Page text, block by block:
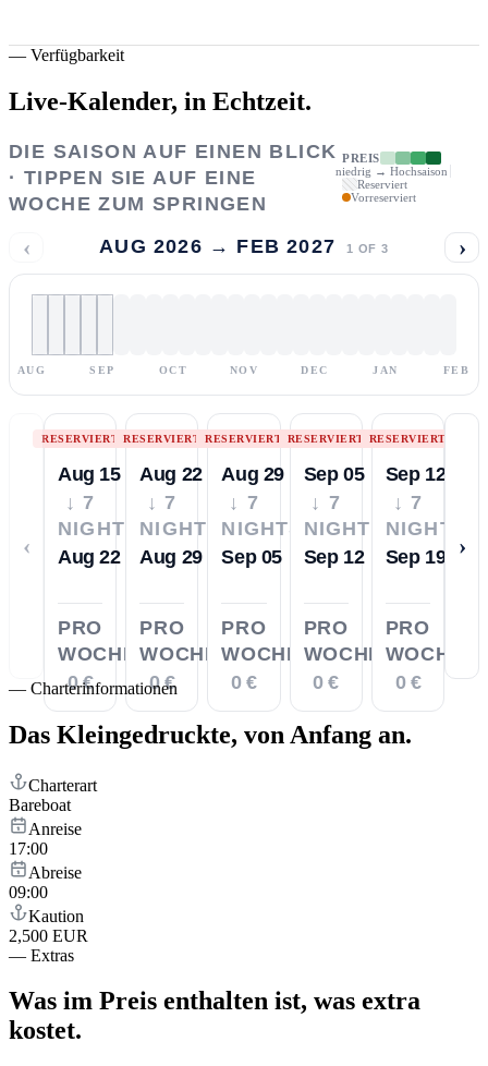
— Verfügbarkeit
Live-Kalender, in Echtzeit.
DIE SAISON AUF EINEN BLICK
· TIPPEN SIE AUF EINE
WOCHE ZUM SPRINGEN
PREIS
niedrig → Hochsaison
Reserviert
Vorreserviert
‹ AUG 2026 → FEB 2027 1 OF 3 ›
AUG SEP OCT NOV DEC JAN FEB
‹
RESERVIERT
Aug 15
↓ 7
NIGHTS
Aug 22
PRO
WOCHE
0 €
RESERVIERT
Aug 22
↓ 7
NIGHTS
Aug 29
PRO
WOCHE
0 €
RESERVIERT
Aug 29
↓ 7
NIGHTS
Sep 05
PRO
WOCHE
0 €
RESERVIERT
Sep 05
↓ 7
NIGHTS
Sep 12
PRO
WOCHE
0 €
RESERVIERT
Sep 12
↓ 7
NIGHTS
Sep 19
PRO
WOCHE
0 €
›
— Charterinformationen
Das Kleingedruckte, von Anfang an.
Charterart
Bareboat
Anreise
17:00
Abreise
09:00
Kaution
2,500 EUR
— Extras
Was im Preis enthalten ist, was extra
kostet.